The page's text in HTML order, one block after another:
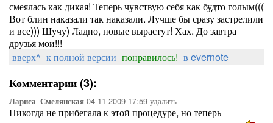
смеялась как дикая! Теперь чувствую себя как будто голым(((
Вот блин наказали так наказали. Лучше бы сразу застрелили
и все))) Шучу) Ладно, новые вырастут! Хах. До завтра
друзья мои!!!
вверх^ к полной версии понравилось! в evernote
Комментарии (3):
Лариса_Смелянская 04-11-2009-17:59 удалить
Никогда не прибегала к этой процедуре, но теперь